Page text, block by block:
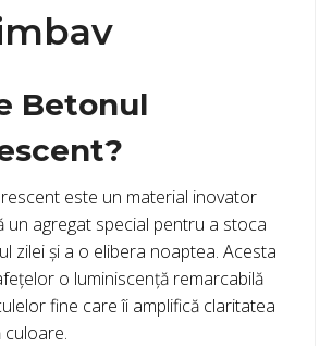
Betonul
este un material inovator
un agregat special pentru a stoca
zilei și a o elibera noaptea. Acesta
o luminiscență remarcabilă
fine care îi amplifică claritatea